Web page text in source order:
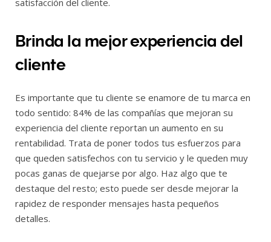
satisfacción del cliente.
Brinda la mejor experiencia del
cliente
Es importante que tu cliente se enamore de tu marca en
todo sentido: 84% de las compañías que mejoran su
experiencia del cliente reportan un aumento en su
rentabilidad. Trata de poner todos tus esfuerzos para
que queden satisfechos con tu servicio y le queden muy
pocas ganas de quejarse por algo. Haz algo que te
destaque del resto; esto puede ser desde mejorar la
rapidez de responder mensajes hasta pequeños
detalles.